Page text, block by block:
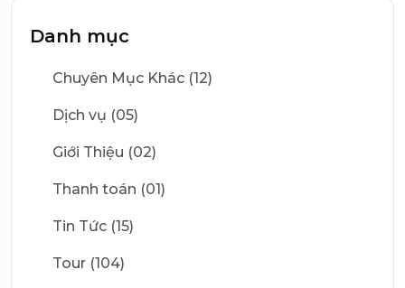
Danh mục
Chuyên Mục Khác (12)
Dịch vụ (05)
Giới Thiệu (02)
Thanh toán (01)
Tin Tức (15)
Tour (104)